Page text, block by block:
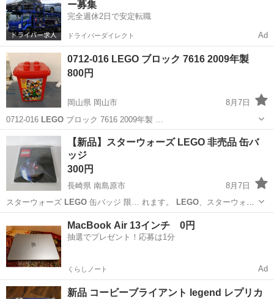
ー募集
完全週休2日で安定転職
ドライバーダイレクト Ad
0712-016 LEGO ブロック 7616 2009年製
800円
岡山県 岡山市
8月7日
0712-016 LEGOブロック 7616 2009年製 …
岡山 岡山市 おもちゃ LEGO
【新品】スターウォーズ LEGO 非売品 缶バ
ッジ
300円
長崎県 南島原市
8月7日
スターウォーズ LEGO缶バッジ 限… れます。 LEGO、スターウォー
ズ…
MacBook Air 13インチ 0円
抽選でプレゼント！応募は1分
くらしノート Ad
新品 コービーブライアント legend レプリカ